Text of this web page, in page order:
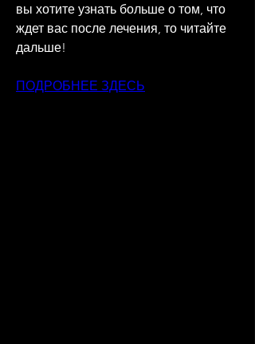
вы хотите узнать больше о том, что
ждет вас после лечения, то читайте
дальше!
ПОДРОБНЕЕ ЗДЕСЬ